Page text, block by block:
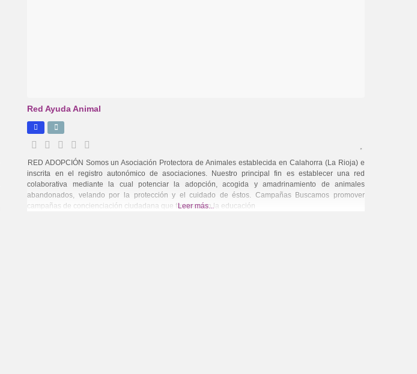
Red Ayuda Animal
RED ADOPCIÓN Somos un Asociación Protectora de Animales establecida en Calahorra (La Rioja) e
inscrita en el registro autonómico de asociaciones. Nuestro principal fin es establecer una red
colaborativa mediante la cual potenciar la adopción, acogida y amadrinamiento de animales
abandonados, velando por la protección y el cuidado de éstos. Campañas Buscamos promover
campañas de concienciación ciudadana que favorezcan la educación
Leer más...